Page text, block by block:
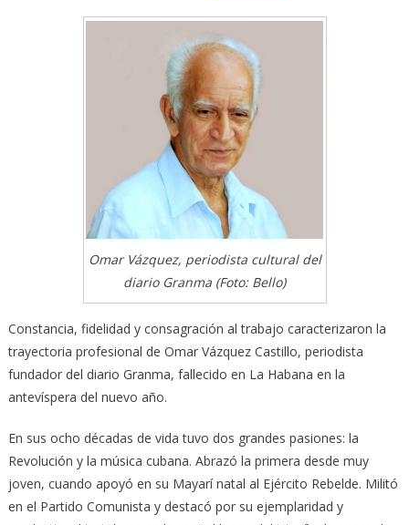
Omar Vázquez, periodista cultural del
diario Granma (Foto: Bello)
Constancia, fidelidad y consagración al trabajo caracterizaron la
trayectoria profesional de Omar Vázquez Castillo, periodista
fundador del diario Granma, fallecido en La Habana en la
antevíspera del nuevo año.
En sus ocho décadas de vida tuvo dos grandes pasiones: la
Revolución y la música cubana. Abrazó la primera desde muy
joven, cuando apoyó en su Mayarí natal al Ejército Rebelde. Militó
en el Partido Comunista y destacó por su ejemplaridad y